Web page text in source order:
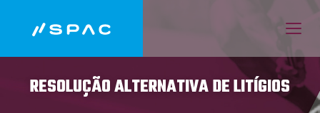
RESOLUÇÃO ALTERNATIVA DE LITÍGIOS